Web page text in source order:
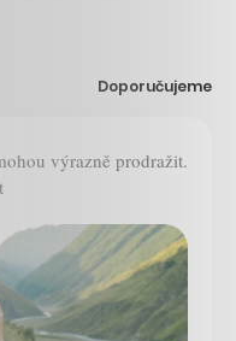
Doporučujeme
výrazně prodražit.